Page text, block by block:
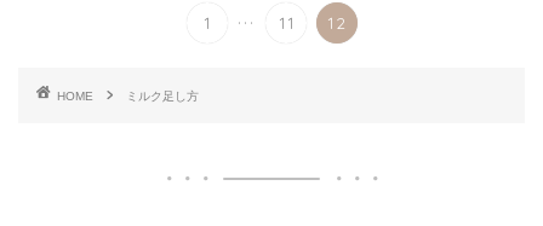
1 ... 11 12
HOME ミルク足し方